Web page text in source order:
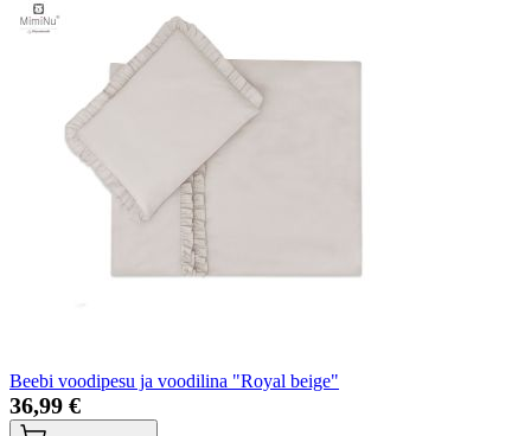
Beebi voodipesu ja voodilina "Royal beige"
36,99 €